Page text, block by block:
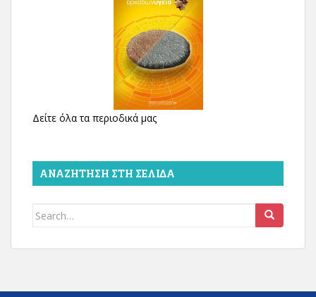
Δείτε όλα τα περιοδικά μας
ΑΝΑΖΉΤΗΣΗ ΣΤΗ ΣΕΛΊΔΑ
Search